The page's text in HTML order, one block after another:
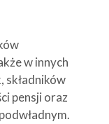
w innych
składników
pensji oraz